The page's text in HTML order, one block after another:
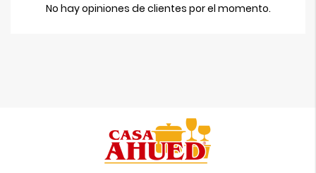
No hay opiniones de clientes por el momento.